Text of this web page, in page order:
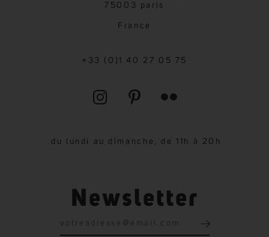
75003 paris
France
+33 (0)1 40 27 05 75
du lundi au dimanche, de 11h à 20h
Newsletter